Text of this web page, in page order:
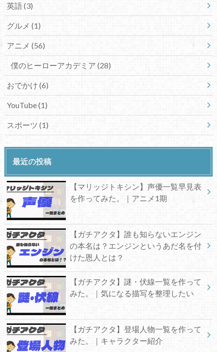
英語(3)
グルメ (1)
アニメ (56)
僕のヒーローアカデミア (28)
おでかけ (6)
YouTube(1)
スポーツ (1)
最近の投稿
【マリッジトキシン】声優一覧早見表
を作ってみた。｜アニメ1期
【ガチアクタ】誰も知らないエンジン
の本名は？エンジンというあだ名を付
けた恩人とは？
【ガチアクタ】謎・伏線一覧を作って
みた。｜気になる描写を整理したい
【ガチアクタ】登場人物一覧を作って
みた。｜キャラクター紹介